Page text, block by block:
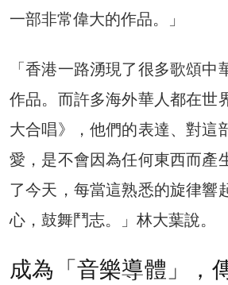
一部非常偉大的作品。」
「香港一路湧現了很多歌頌中
作品。而許多海外華人都在世
大合唱》，他們的表達、對這
愛，是不會因為任何東西而產
了今天，每當這熟悉的旋律響
心，鼓舞鬥志。」林大葉說。
成為「音樂導體」，